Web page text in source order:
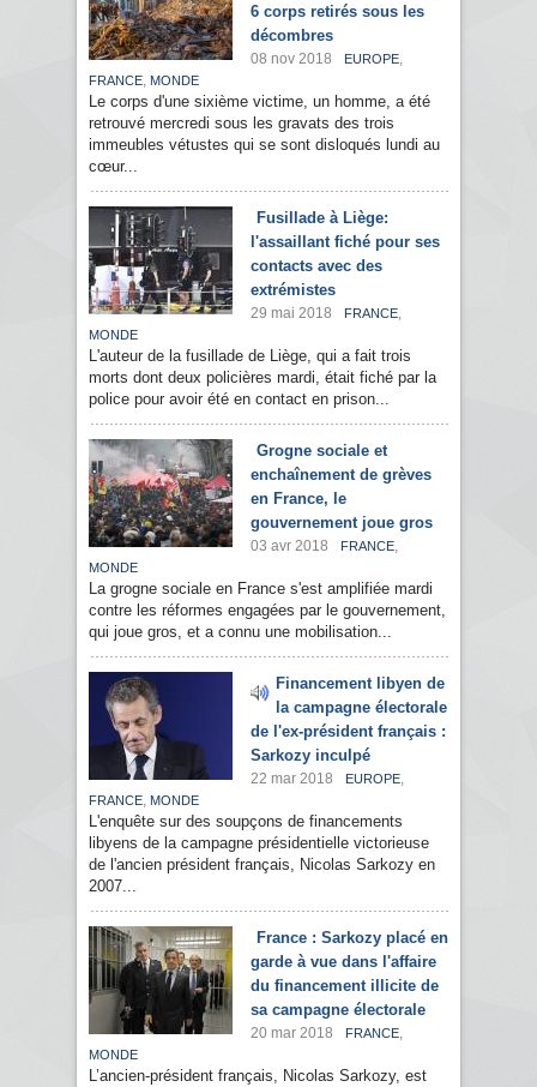
6 corps retirés sous les
décombres
08 nov 2018 EUROPE,
FRANCE, MONDE
Le corps d'une sixième victime, un homme, a été
retrouvé mercredi sous les gravats des trois
immeubles vétustes qui se sont disloqués lundi au
cœur...
Fusillade à Liège:
l'assaillant fiché pour ses
contacts avec des
extrémistes
29 mai 2018 FRANCE,
MONDE
L'auteur de la fusillade de Liège, qui a fait trois
morts dont deux policières mardi, était fiché par la
police pour avoir été en contact en prison...
Grogne sociale et
enchaînement de grèves
en France, le
gouvernement joue gros
03 avr 2018 FRANCE,
MONDE
La grogne sociale en France s'est amplifiée mardi
contre les réformes engagées par le gouvernement,
qui joue gros, et a connu une mobilisation...
Financement libyen de
la campagne électorale
de l'ex-président français :
Sarkozy inculpé
22 mar 2018 EUROPE,
FRANCE, MONDE
L'enquête sur des soupçons de financements
libyens de la campagne présidentielle victorieuse
de l'ancien président français, Nicolas Sarkozy en
2007...
France : Sarkozy placé en
garde à vue dans l'affaire
du financement illicite de
sa campagne électorale
20 mar 2018 FRANCE,
MONDE
L’ancien-président français, Nicolas Sarkozy, est